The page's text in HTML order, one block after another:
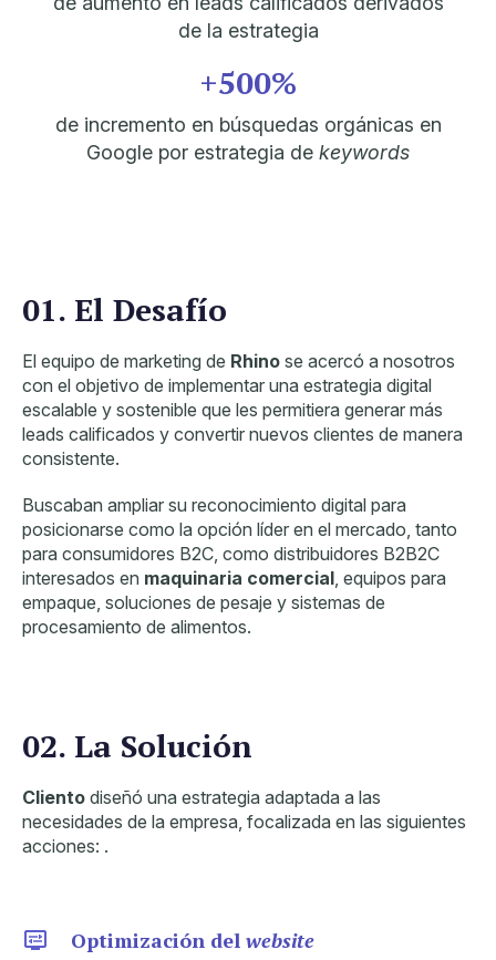
de la estrategia
+500%
de incremento en búsquedas orgánicas en
Google por estrategia de keywords
01. El Desafío
El equipo de marketing de Rhino se acercó a nosotros
con el objetivo de implementar una estrategia digital
escalable y sostenible que les permitiera generar más
leads calificados y convertir nuevos clientes de manera
consistente.
Buscaban ampliar su reconocimiento digital para
posicionarse como la opción líder en el mercado, tanto
para consumidores B2C, como distribuidores B2B2C
interesados en maquinaria comercial, equipos para
empaque, soluciones de pesaje y sistemas de
procesamiento de alimentos.
02. La Solución
Cliento diseñó una estrategia adaptada a las
necesidades de la empresa, focalizada en las siguientes
acciones: .
Optimización del website